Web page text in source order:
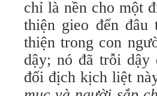
chỉ là nền cho một
thiện gieo đến
thiện trong con
dậy; nó đã trỗi
đối địch kịch liệt